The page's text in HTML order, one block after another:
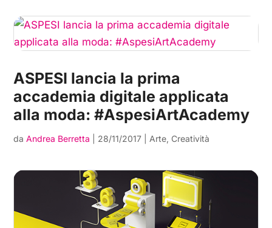
ASPESI lancia la prima
accademia digitale applicata
alla moda: #AspesiArtAcademy
daAndrea Berretta 28/11/2017 Arte, Creatività